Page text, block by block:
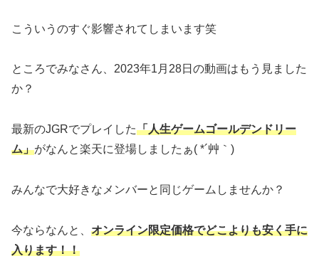
こういうのすぐ影響されてしまいます笑
ところでみなさん、2023年1月28日の動画はもう見ました
か？
最新のJGRでプレイした「人生ゲームゴールデンドリー
ム」がなんと楽天に登場しましたぁ( *´艸｀)
みんなで大好きなメンバーと同じゲームしませんか？
今ならなんと、 オンライン限定価格でどこよりも安く手に
入ります！！